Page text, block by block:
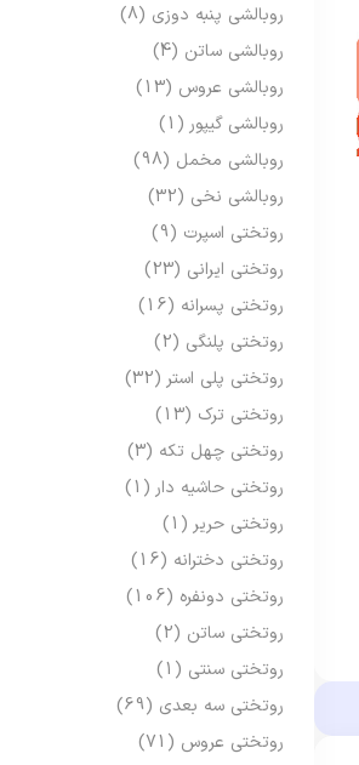
روبالشی پنبه دوزی (8)
روبالشی ساتن (4)
روبالشی عروس (13)
روبالشی گیپور (1)
روبالشی مخمل (98)
روبالشی نخی (32)
روتختی اسپرت (9)
روتختی ایرانی (23)
روتختی پسرانه (16)
روتختی پلنگی (2)
روتختی پلی استر (32)
روتختی ترک (13)
روتختی چهل تکه (3)
روتختی حاشیه دار (1)
روتختی حریر (1)
روتختی دخترانه (16)
روتختی دونفره (106)
روتختی ساتن (2)
روتختی سنتی (1)
روتختی سه بعدی (69)
روتختی عروس (71)